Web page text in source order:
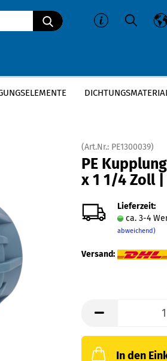
» PE Kupplung | 32mm x 1 1/4 Zoll | K x AG
(Art.Nr.: PE1300039)
PE
x 1 1/4 Zoll |
Lieferzeit:
ca. 3-4
abweichend)
Versand:
In den